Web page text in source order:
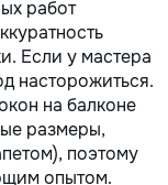
работ
Если у мастера
насторожиться.
на балконе
размеры,
поэтому
опытом.